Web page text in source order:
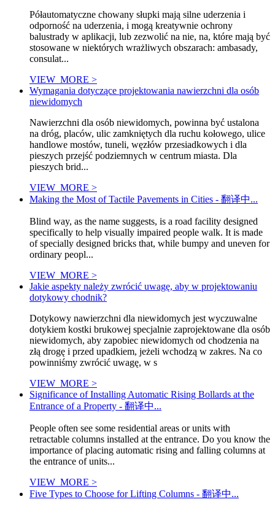
Półautomatyczne chowany słupki mają silne uderzenia i
odporność na uderzenia, i mogą kreatywnie ochrony
balustrady w aplikacji, lub zezwolić na nie, na, które mają być
stosowane w niektórych wrażliwych obszarach: ambasady,
consulat...
VIEW_MORE >
Wymagania dotyczące projektowania nawierzchni dla osób
niewidomych
Nawierzchni dla osób niewidomych, powinna być ustalona
na dróg, placów, ulic zamkniętych dla ruchu kołowego, ulice
handlowe mostów, tuneli, węzłów przesiadkowych i dla
pieszych przejść podziemnych w centrum miasta. Dla
pieszych brid...
VIEW_MORE >
Making the Most of Tactile Pavements in Cities - 翻译中...
Blind way, as the name suggests, is a road facility designed
specifically to help visually impaired people walk. It is made
of specially designed bricks that, while bumpy and uneven for
ordinary peopl...
VIEW_MORE >
Jakie aspekty należy zwrócić uwagę, aby w projektowaniu
dotykowy chodnik?
Dotykowy nawierzchni dla niewidomych jest wyczuwalne
dotykiem kostki brukowej specjalnie zaprojektowane dla osób
niewidomych, aby zapobiec niewidomych od chodzenia na
złą drogę i przed upadkiem, jeżeli wchodzą w zakres. Na co
powinniśmy zwrócić uwagę, w s
VIEW_MORE >
Significance of Installing Automatic Rising Bollards at the
Entrance of a Property - 翻译中...
People often see some residential areas or units with
retractable columns installed at the entrance. Do you know the
importance of placing automatic rising and falling columns at
the entrance of units...
VIEW_MORE >
Five Types to Choose for Lifting Columns - 翻译中...